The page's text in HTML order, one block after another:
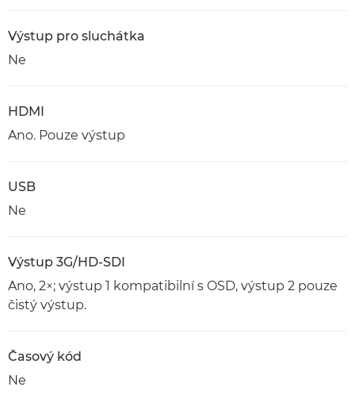
Výstup pro sluchátka
Ne
HDMI
Ano. Pouze výstup
USB
Ne
Výstup 3G/HD-SDI
Ano, 2×; výstup 1 kompatibilní s OSD, výstup 2 pouze
čistý výstup.
Časový kód
Ne